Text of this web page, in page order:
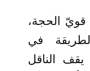
قويّ الحجة،
في
الناقل